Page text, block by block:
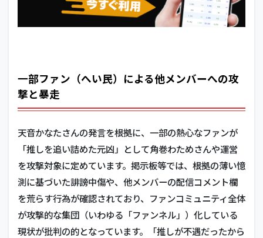
一部ファン（へい民）による他メンバーへの攻
撃と暴走
天音かなたさんの発言を根拠に、一部の熱心なファンが
「推しを追い詰めた元凶」として角巻わためさんや運営
を攻撃対象に定めています。掲示板等では、根拠の薄い憶
測に基づいた誹謗中傷や、他メンバーの配信コメント欄
を荒らす行為が確認されており、ファンコミュニティ全体
が攻撃的な集団（いわゆる「ファンネル」）化している
現状が批判の的となっています。「推しが不遇だったから